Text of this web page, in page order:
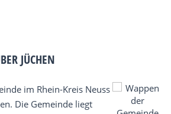
JÜCHEN
im Rhein-Kreis Neuss
Die Gemeinde liegt